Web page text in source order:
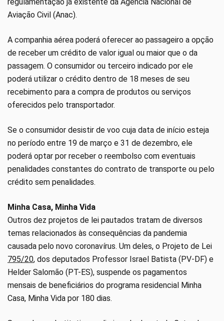
Aviação Civil (Anac).
A companhia aérea poderá oferecer ao passageiro a opção
de receber um crédito de valor igual ou maior que o da
passagem. O consumidor ou terceiro indicado por ele
poderá utilizar o crédito dentro de 18 meses de seu
recebimento para a compra de produtos ou serviços
oferecidos pelo transportador.
Se o consumidor desistir de voo cuja data de início esteja
no período entre 19 de março e 31 de dezembro, ele
poderá optar por receber o reembolso com eventuais
penalidades constantes do contrato de transporte ou pelo
crédito sem penalidades.
Minha Casa, Minha Vida
Outros dez projetos de lei pautados tratam de diversos
temas relacionados às consequências da pandemia
causada pelo novo coronavírus. Um deles, o Projeto de Lei
795/20, dos deputados Professor Israel Batista (PV-DF) e
Helder Salomão (PT-ES), suspende os pagamentos
mensais de beneficiários do programa residencial Minha
Casa, Minha Vida por 180 dias.